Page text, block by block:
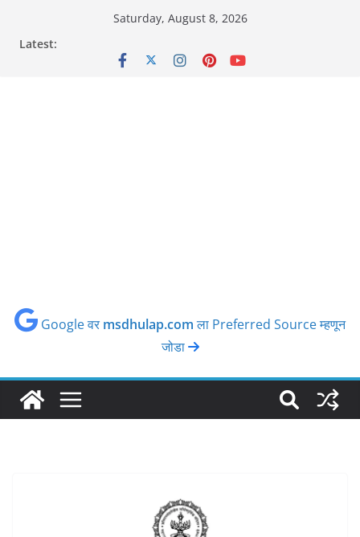
Saturday, August 8, 2026
Latest:
Google वर msdhulap.comला Preferred Source म्हणून
जोडा